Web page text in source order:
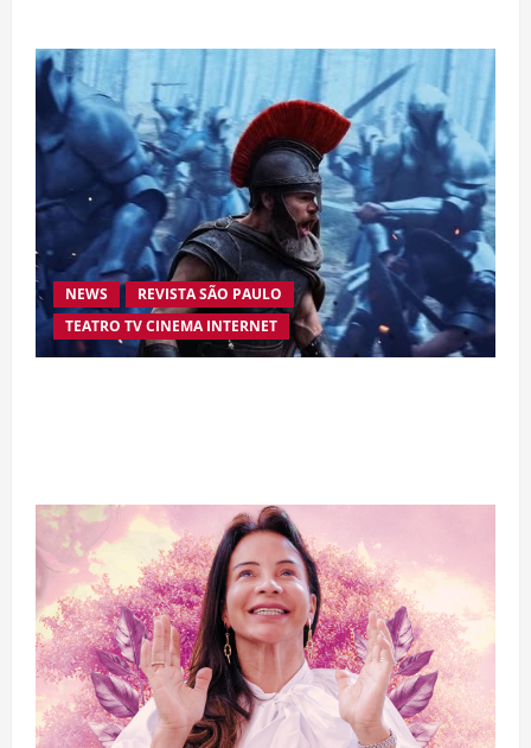
NEWS
REVISTA SÃO PAULO
TEATRO TV CINEMA INTERNET